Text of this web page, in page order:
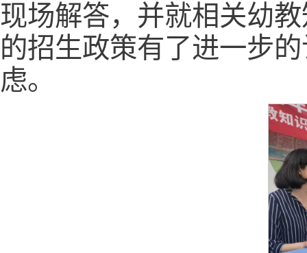
现场解答，并就相关幼
的招生政策有了进一步
虑。